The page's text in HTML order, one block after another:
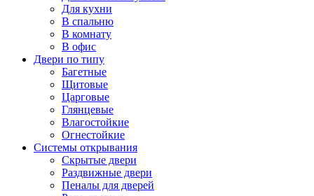
Для кухни
В спальню
В комнату
В офис
Двери по типу
Багетные
Щитовые
Царговые
Глянцевые
Влагостойкие
Огнестойкие
Системы открывания
Скрытые двери
Раздвижные двери
Пеналы для дверей